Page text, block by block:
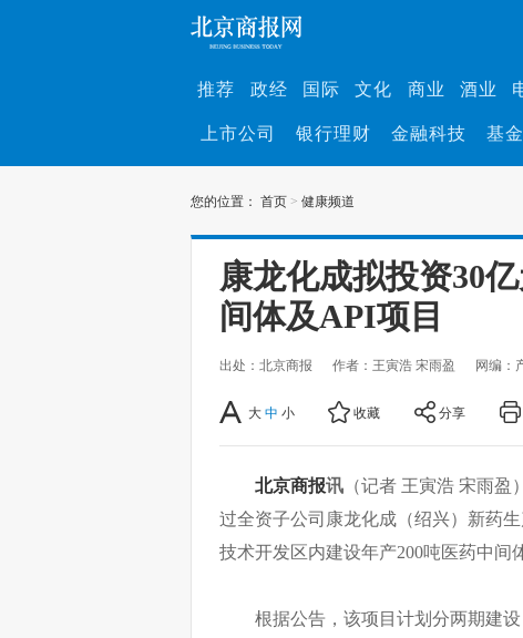
推荐 政经 国际 文化 商业 酒业
上市公司 银行理财 金融科技 基
您的位置： 首页 > 健康频道
康龙化成拟投资30
间体及API项目
出处：北京商报 作者：王寅浩 宋雨盈 网编：
大 中 小 收藏 分享
北京商报讯 （记者 王寅浩 宋雨
过全资子公司康龙化成（绍兴）新药
技术开发区内建设年产200吨医药中间
根据公告，该项目计划分两期建